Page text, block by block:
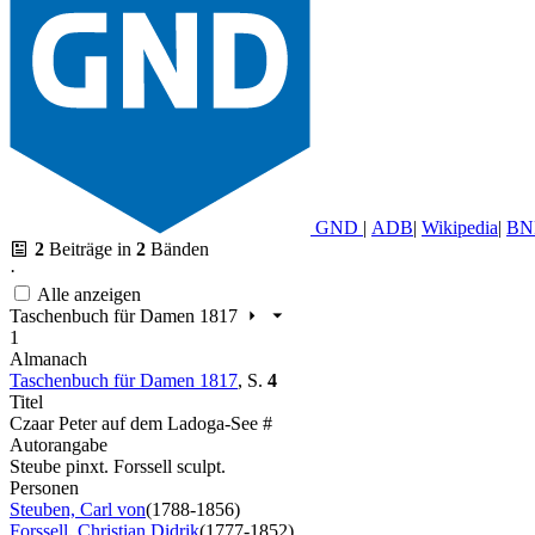
GND | ADB| Wikipedia|
2 Beiträge in 2 Bänden
·
Alle anzeigen
Taschenbuch für Damen 1817
1
Almanach
Taschenbuch für Damen 1817, S. 4
Titel
Czaar Peter auf dem Ladoga-See #
Autorangabe
Steube pinxt. Forssell sculpt.
Personen
Steuben, Carl von(1788-1856)
Forssell, Christian Didrik(1777-1852)